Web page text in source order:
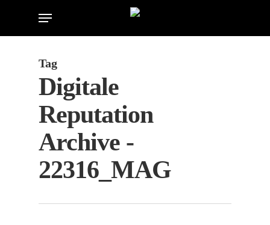
Menu
Tag
Digitale
Reputation
Archive -
22316_MAG